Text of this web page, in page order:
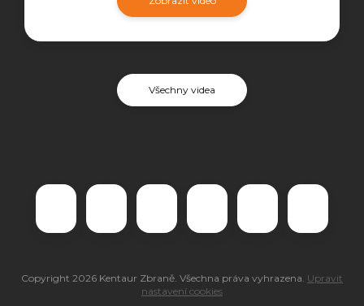
Všechny videa
Copyright 2026 Kentaur Zbraně . Všechna práva vyhrazena. Upravit
nastavení cookies